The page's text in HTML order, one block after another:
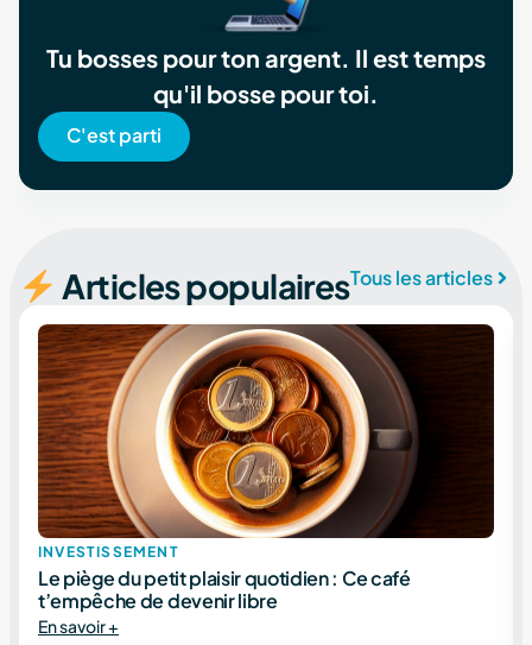
Tu bosses pour ton argent. Il est temps
qu'il bosse pour toi.
C'est parti
Articles populairesTous les articles
INVESTISSEMENT
Le piège du petit plaisir quotidien : Ce café
t’empêche de devenir libre
En savoir +